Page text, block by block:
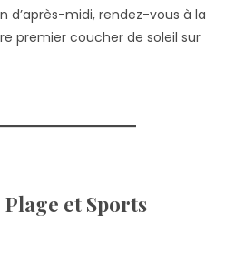
d’après-midi, rendez-vous à la
premier coucher de soleil sur
et Sports